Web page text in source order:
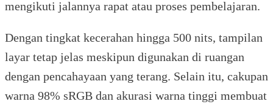
mengikuti jalannya rapat atau proses pembelajaran.
Dengan tingkat kecerahan hingga 500 nits, tampilan
layar tetap jelas meskipun digunakan di ruangan
dengan pencahayaan yang terang. Selain itu, cakupan
warna 98% sRGB dan akurasi warna tinggi membuat